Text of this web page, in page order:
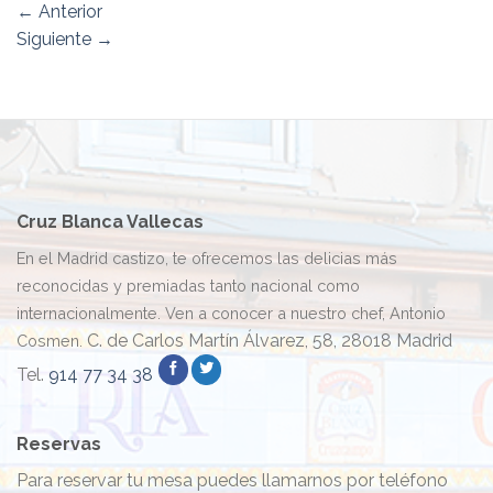
← Anterior
Siguiente →
Cruz Blanca Vallecas
En el Madrid castizo, te ofrecemos las delicias más
reconocidas y premiadas tanto nacional como
internacionalmente. Ven a conocer a nuestro chef, Antonio
Cosmen. C. de Carlos Martín Álvarez, 58, 28018 Madrid
Tel. 914 77 34 38
Reservas
Para reservar tu mesa puedes llamarnos por teléfono